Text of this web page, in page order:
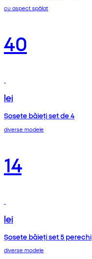
cu aspect spălat
40
lei
Șosete băieți set de 4
diverse modele
14
lei
Șosete băieți set 5 perechi
diverse modele